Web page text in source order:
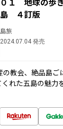
島 ４訂版
島旅
2024.07.04 発売
の教会、絶品島ご
れた五島の魅力